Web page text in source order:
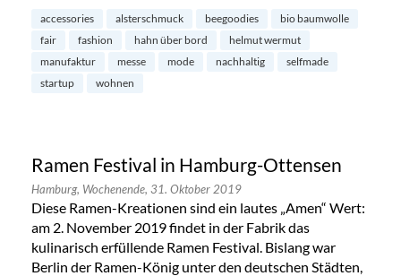
accessories alsterschmuck beegoodies
bio baumwolle
fair
fashion hahn über bord
helmut wermut
manufaktur
messe mode nachhaltig
selfmade
startup
wohnen
Ramen Festival in Hamburg-Ottensen
Hamburg, Wochenende, 31. Oktober 2019
Diese Ramen-Kreationen sind ein lautes „Amen“ Wert:
am 2. November 2019 findet in der Fabrik das
kulinarisch erfüllende Ramen Festival. Bislang war
Berlin der Ramen-König unter den deutschen Städten,